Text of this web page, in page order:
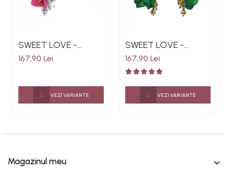
SWEET LOVE -
Cercei eleganti cu
perle si cristale, otel
inoxidabil
167,90 Lei
VEZI VARIANTE
SWEET LOVE -
Cercei lungi eleganti
cu flori din material
verde, perle si
cristale
167,90 Lei
VEZI VARIANTE
Magazinul meu